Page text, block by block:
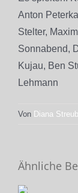
Anton
Stelter,
Sonnabend,
Kujau, Ben
Lehmann
Von Diana
Ähnliche